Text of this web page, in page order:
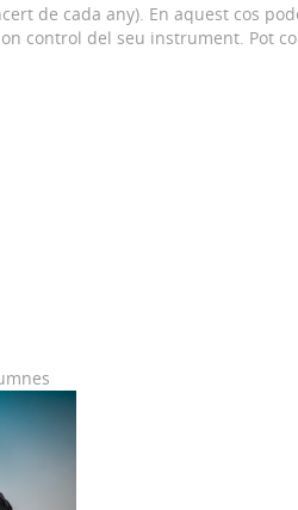
de cada any). En aquest cos
control del seu instrument. Pot